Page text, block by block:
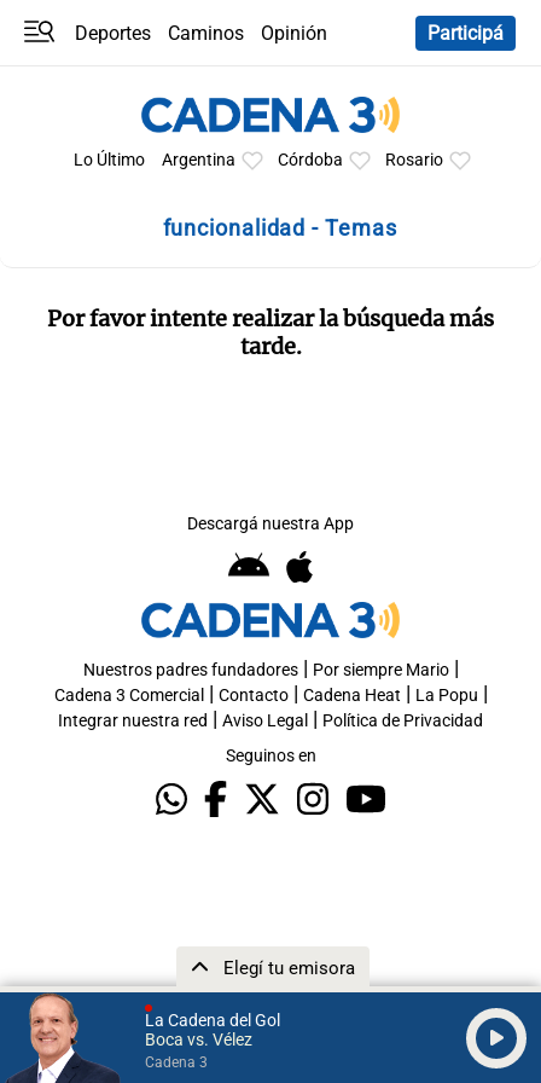
La Cadena del Gol
Boca vs. Vélez
Cadena 3
Elegí tu emisora
Deportes Caminos
Opinión
Participá
Lo Último Argentina Córdoba Rosario
funcionalidad - Temas
Por favor intente realizar la búsqueda más
tarde.
Descargá nuestra App
Nuestros padres fundadores| Por siempre Mario|
Cadena 3 Comercial | Contacto| Cadena Heat | La Popu |
Integrar nuestra red | Aviso Legal | Política de Privacidad
Seguinos en